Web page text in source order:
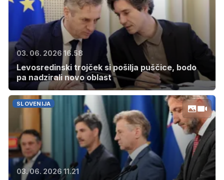
03. 06. 2026 16.58
Levosredinski trojček si pošilja puščice, bodo
pa nadzirali novo oblast
SLOVENIJA
03. 06. 2026 11.21